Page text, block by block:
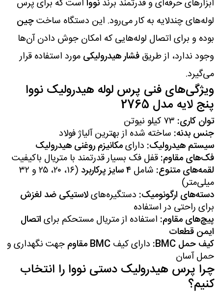
ابزارهای حرفه‌ای و قدرتمند برند نووا است که برای پرس
لوله‌های چندلایه به کار می‌رود. این دستگاه ساختچین
بوده و برای اتصال لوله‌هایی که امکان جوش دادن آن‌ها
وجود ندارد، از طریق فشار هیدرولیکی مورد استفاده قرار
می‌گیرد.
ویژگی‌های فنی پرس لوله هیدرولیک نووا
پنج لایه مدل 2765
توان کاری:
جنس بدنه: ساخته شده از بهترین آلیاژ فولاد
سیستم هیدرولیک: دارایمکانیزم روغنی هیدرولیک
فک‌های مقاوم: قفل فک بسیار قدرتمند با متریال باکیفیت
لقمه‌های متنوع: شامل ۴ سایز پرکاربرد
(۱۶، ۲۰، ۲۵ و ۳۲
میلی‌متر)
دسته‌های ارگونومیک: دستگیره‌هایلاستیکی ضد لغزش
برای راحتی در استفاده
پیچ‌های مقاوم: استفاده از متریال مستحکم برای اتصال
ایمن قطعات
کیف حمل BMC:
دارای کیف BMC مقاوم
جهت نگهداری و
حمل آسان
چرا پرس هیدرولیک دستی نووا را انتخاب
کنیم؟